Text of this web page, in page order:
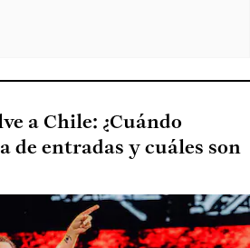
a Chile: ¿Cuándo
de entradas y cuáles son